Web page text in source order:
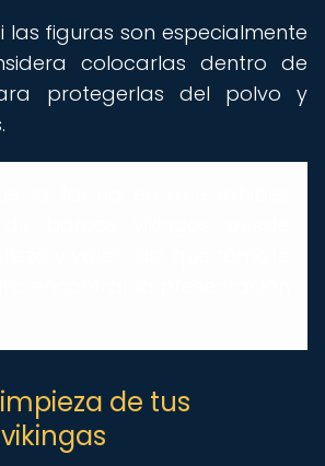
las figuras son especialmente
colocarlas dentro de
protegerlas del polvo y
de tus